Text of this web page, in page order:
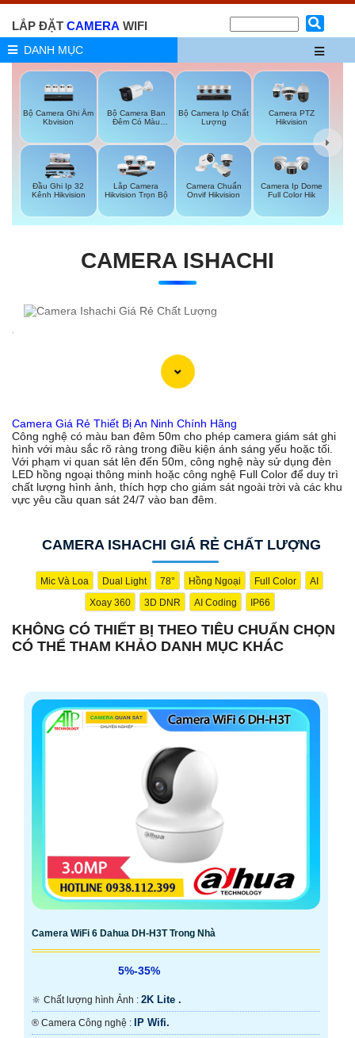
LẮP ĐẶT CAMERA WIFI
DANH MỤC
Bộ Camera Ghi Âm
Kbvision
Bộ Camera Ban
Đêm Có Màu
Bộ Camera Ip Chất
Lượng
Camera PTZ
Hikvision
Đầu Ghi Ip 32
Kênh Hikvision
Lắp Camera
Hikvision Trọn Bộ
Camera Chuẩn
Onvif Hikvision
Camera Ip Dome
Full Color Hik
CAMERA ISHACHI
'
Camera Giá Rẻ Thiết Bị An Ninh Chính Hãng
Công nghệ có màu ban đêm 50m cho phép camera giám sát ghi
hình với màu sắc rõ ràng trong điều kiện ánh sáng yếu hoặc tối.
Với phạm vi quan sát lên đến 50m, công nghệ này sử dụng đèn
LED hồng ngoại thông minh hoặc công nghệ Full Color để duy trì
chất lượng hình ảnh, thích hợp cho giám sát ngoài trời và các khu
vực yêu cầu quan sát 24/7 vào ban đêm.
CAMERA ISHACHI GIÁ RẺ CHẤT LƯỢNG
Mic Và Loa Dual Light 78° Hồng Ngoại Full Color
AI
Xoay 360
3D DNR AI Coding IP66
KHÔNG CÓ THIẾT BỊ THEO TIÊU CHUẨN CHỌN
CÓ THỂ THAM KHẢO DANH MỤC KHÁC
Camera WiFi 6 Dahua DH-H3T Trong Nhà
5%-35%
🔆 Chất lượng hình Ảnh : 2K Lite .
®️ Camera Công nghệ : IP Wifi.